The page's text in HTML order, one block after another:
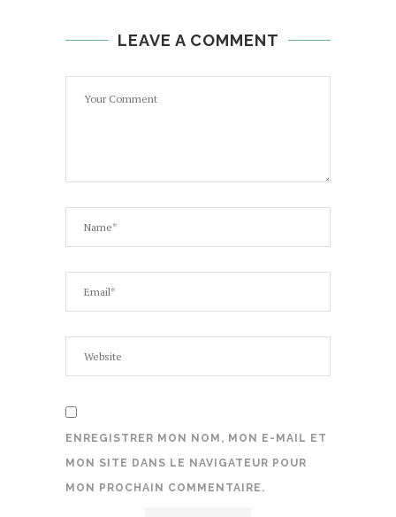
LEAVE A COMMENT
ENREGISTRER MON NOM, MON E-MAIL ET
MON SITE DANS LE NAVIGATEUR POUR
MON PROCHAIN COMMENTAIRE.